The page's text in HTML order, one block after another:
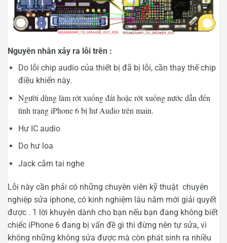
Nguyên nhân xảy ra lỗi trên :
Do lỗi chip audio của thiết bị đã bị lỗi, cần thay thế chip
điều khiển này.
Người dùng làm rớt xuống đất hoặc rớt xuống nước dẫn đến
tình trạng iPhone 6 bị hư Audio trên main.
Hư IC audio
Do hư loa
Jack cắm tai nghe
Lỗi này cần phải có những chuyên viên kỹ thuật chuyên
nghiệp sửa iphone, có kinh nghiệm lâu năm mới giải quyết
được . 1 lời khuyên dành cho bạn nếu bạn đang không biết
chiếc iPhone 6 đang bị vấn đề gì thì đừng nên tự sửa, vì
không những không sửa được mà còn phát sinh ra nhiều